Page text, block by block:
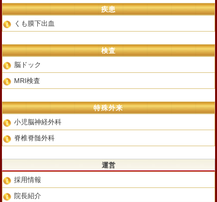
疾患
くも膜下出血
検査
脳ドック
MRI検査
特殊外来
小児脳神経外科
脊椎脊髄外科
運営
採用情報
院長紹介